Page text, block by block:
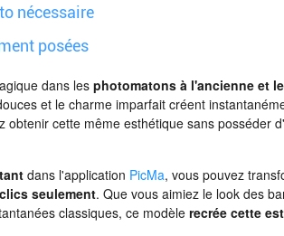
nécessaire
posées
dans lesphotomatons à l'ancienne et
et le charme imparfait créent
obtenir cette même esthétique sans posséder
dans l'application PicMa, vous pouvez
seulement. Que vous aimiez le look des
classiques, ce modèlerecrée cette